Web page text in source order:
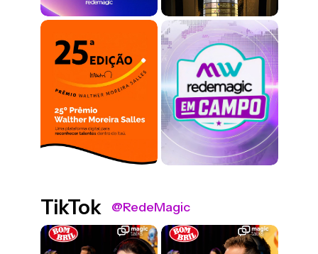
TikTok @RedeMagic